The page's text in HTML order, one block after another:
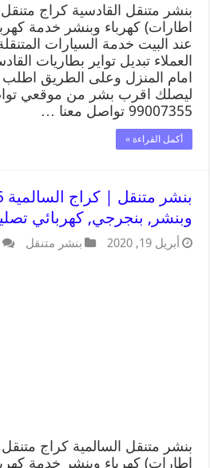
بنشر متنقل القادسية كراج
اطارات) كهرباء وبنشر خدمة
عند البيت خدمة السيارات
العملاء تبديل تواير بطاريات
امام المنزل وعلى الطريق
ليصلك اقرب بشر من موقعي
99007355 تواصل معنا …
أكمل القراءة »
وبنشر, بنجرجي, كهربائي
أبريل 19, 2020 بنشر متنقل
بنشر متنقل السالمية كراج
اطارات) كهرباء وبنشر خدمة